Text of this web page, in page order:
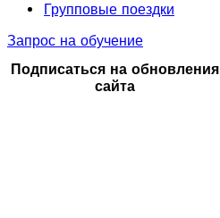
Групповые поездки
Запрос на обучение
Подписаться на обновления
сайта